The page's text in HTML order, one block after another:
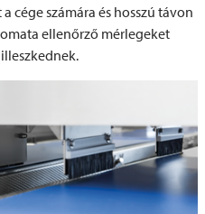
cége számára és hosszú távon
ellenőrző mérlegeket